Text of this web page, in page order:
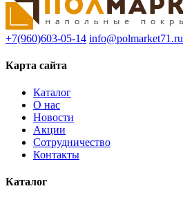
+7(960)603-05-14 info@polmarket71.ru
Карта сайта
Каталог
О нас
Новости
Акции
Сотрудничество
Контакты
Каталог